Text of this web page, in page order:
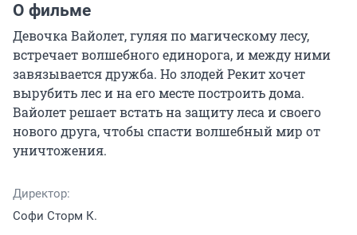
О фильме
Девочка Вайолет, гуляя по магическому лесу,
встречает волшебного единорога, и между ними
завязывается дружба. Но злодей Рекит хочет
вырубить лес и на его месте построить дома.
Вайолет решает встать на защиту леса и своего
нового друга, чтобы спасти волшебный мир от
уничтожения.
Директор:
Софи Сторм К.